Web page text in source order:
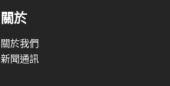
關於
關於我們
新聞通訊